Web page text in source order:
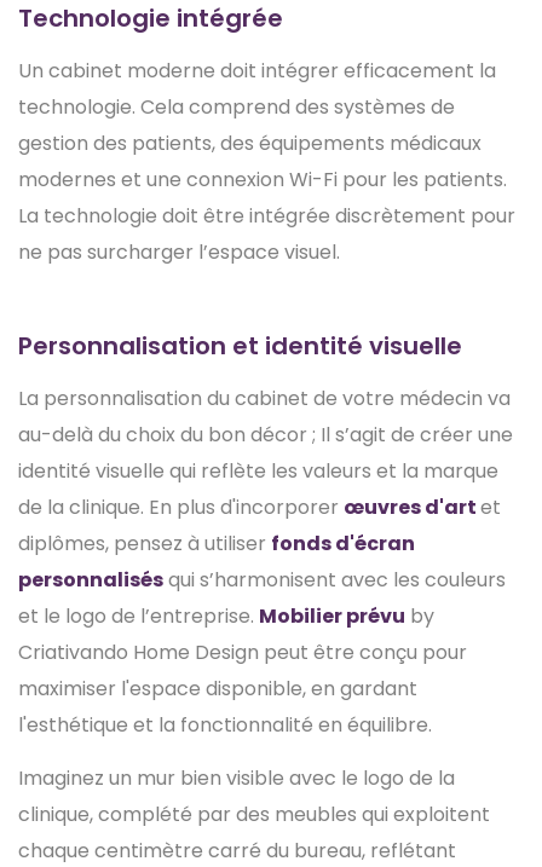
Technologie intégrée
Un cabinet moderne doit intégrer efficacement la
technologie. Cela comprend des systèmes de
gestion des patients, des équipements médicaux
modernes et une connexion Wi-Fi pour les patients.
La technologie doit être intégrée discrètement pour
ne pas surcharger l’espace visuel.
Personnalisation et identité visuelle
La personnalisation du cabinet de votre médecin va
au-delà du choix du bon décor ; Il s’agit de créer une
identité visuelle qui reflète les valeurs et la marque
de la clinique. En plus d'incorporer œuvres d'artet
diplômes, pensez à utiliser fonds d'écran
personnalisésqui s’harmonisent avec les couleurs
et le logo de l’entreprise. Mobilier prévu by
Criativando Home Design peut être conçu pour
maximiser l'espace disponible, en gardant
l'esthétique et la fonctionnalité en équilibre.
Imaginez un mur bien visible avec le logo de la
clinique, complété par des meubles qui exploitent
chaque centimètre carré du bureau, reflétant